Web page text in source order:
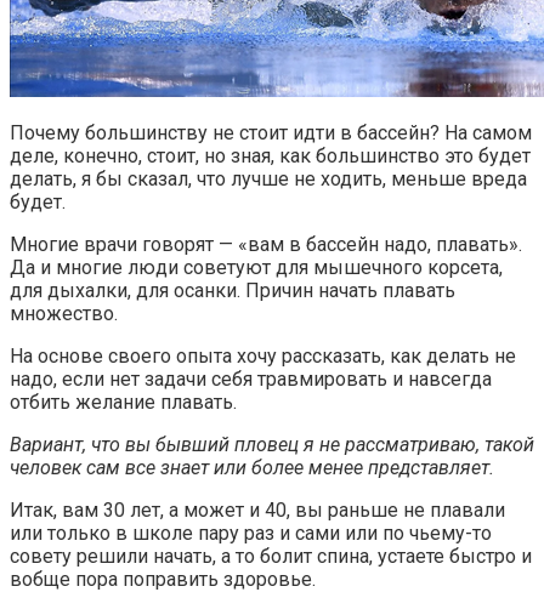
Почему большинству не стоит идти в бассейн? На самом
деле, конечно, стоит, но зная, как большинство это будет
делать, я бы сказал, что лучше не ходить, меньше вреда
будет.
Многие врачи говорят — «вам в бассейн надо, плавать».
Да и многие люди советуют для мышечного корсета,
для дыхалки, для осанки. Причин начать плавать
множество.
На основе своего опыта хочу рассказать, как делать не
надо, если нет задачи себя травмировать и навсегда
отбить желание плавать.
Вариант, что вы бывший пловец я не рассматриваю, такой
человек сам все знает или более менее представляет.
Итак, вам 30 лет, а может и 40, вы раньше не плавали
или только в школе пару раз и сами или по чьему-то
совету решили начать, а то болит спина, устаете быстро и
вобще пора поправить здоровье.